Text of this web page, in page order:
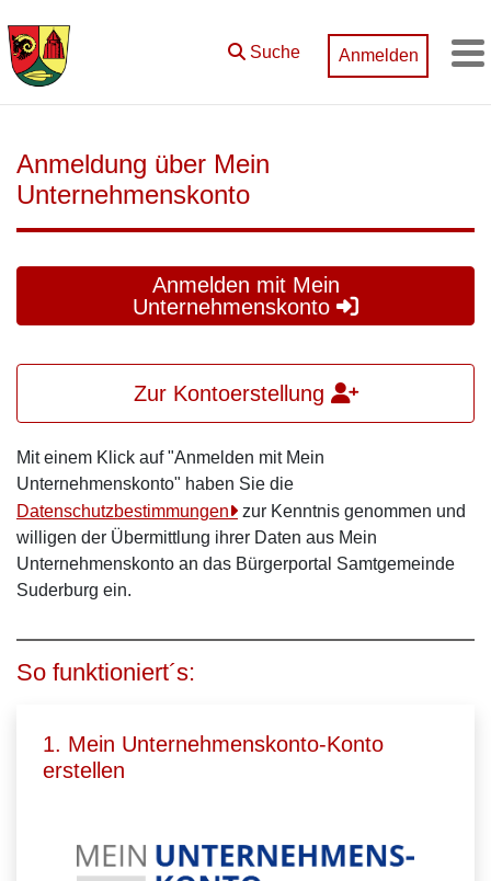
Suche Anmelden
Anmeldung über Mein
Unternehmenskonto
Anmelden mit Mein
Unternehmenskonto
Zur Kontoerstellung
Mit einem Klick auf "Anmelden mit Mein
Unternehmenskonto" haben Sie die
Datenschutzbestimmungen
zur Kenntnis genommen und
willigen der Übermittlung ihrer Daten aus Mein
Unternehmenskonto an das Bürgerportal Samtgemeinde
Suderburg ein.
So funktioniert´s:
1. Mein Unternehmenskonto-Konto
erstellen